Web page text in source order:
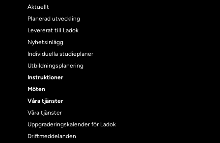
Aktuellt
Planerad utveckling
Levererat till Ladok
Nyhetsinlägg
Individuella studieplaner
Utbildningsplanering
Instruktioner
Möten
Våra tjänster
Våra tjänster
Uppgraderingskalender för Ladok
Driftmeddelanden